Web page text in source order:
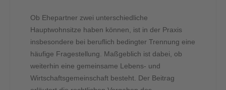
Ob Ehepartner zwei unterschiedliche
Hauptwohnsitze haben können, ist in der Praxis
insbesondere bei beruflich bedingter Trennung eine
häufige Fragestellung. Maßgeblich ist dabei, ob
weiterhin eine gemeinsame Lebens- und
Wirtschaftsgemeinschaft besteht. Der Beitrag